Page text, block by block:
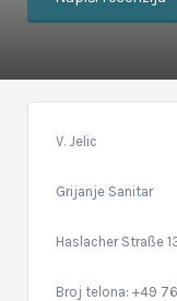
V. Jelic
Grijanje Sanitar
Haslacher Straße
Broj telona: +49